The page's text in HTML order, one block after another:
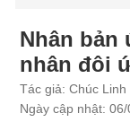
Nhân bản
nhân đôi
Tác giả: Chúc Linh
Ngày cập nhật: